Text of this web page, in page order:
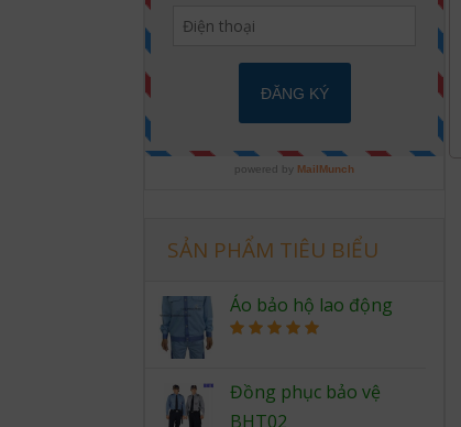
SẢN PHẨM TIÊU BIỂU
Áo bảo hộ lao động
Đồng phục bảo vệ
BHT02